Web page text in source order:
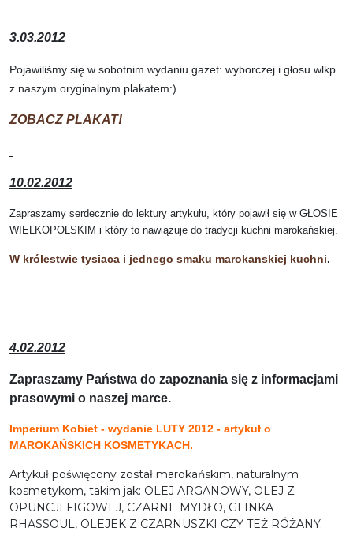
3.03.2012
Pojawiliśmy się w sobotnim wydaniu gazet: wyborczej i głosu wlkp.
z naszym oryginalnym plakatem:)
ZOBACZ PLAKAT!
10.02.2012
Zapraszamy serdecznie do lektury artykułu, który pojawił się w GŁOSIE
WIELKOPOLSKIM i który to nawiązuje do tradycji kuchni marokańskiej.
W królestwie tysiaca i jednego smaku marokanskiej kuchni.
4.02.2012
Zapraszamy Państwa do zapoznania się z informacjami
prasowymi o naszej marce.
Imperium Kobiet - wydanie LUTY 2012 - artykuł o
MAROKAŃSKICH KOSMETYKACH.
Artykuł poświęcony został marokańskim, naturalnym
kosmetykom, takim jak: OLEJ ARGANOWY, OLEJ Z
OPUNCJI FIGOWEJ, CZARNE MYDŁO, GLINKA
RHASSOUL, OLEJEK Z CZARNUSZKI CZY TEŻ RÓŻANY.